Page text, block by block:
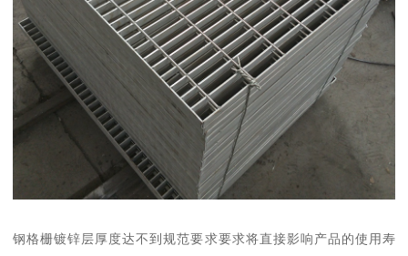
钢格栅镀锌层厚度达不到规范要求要求将直接影响产品的使用寿